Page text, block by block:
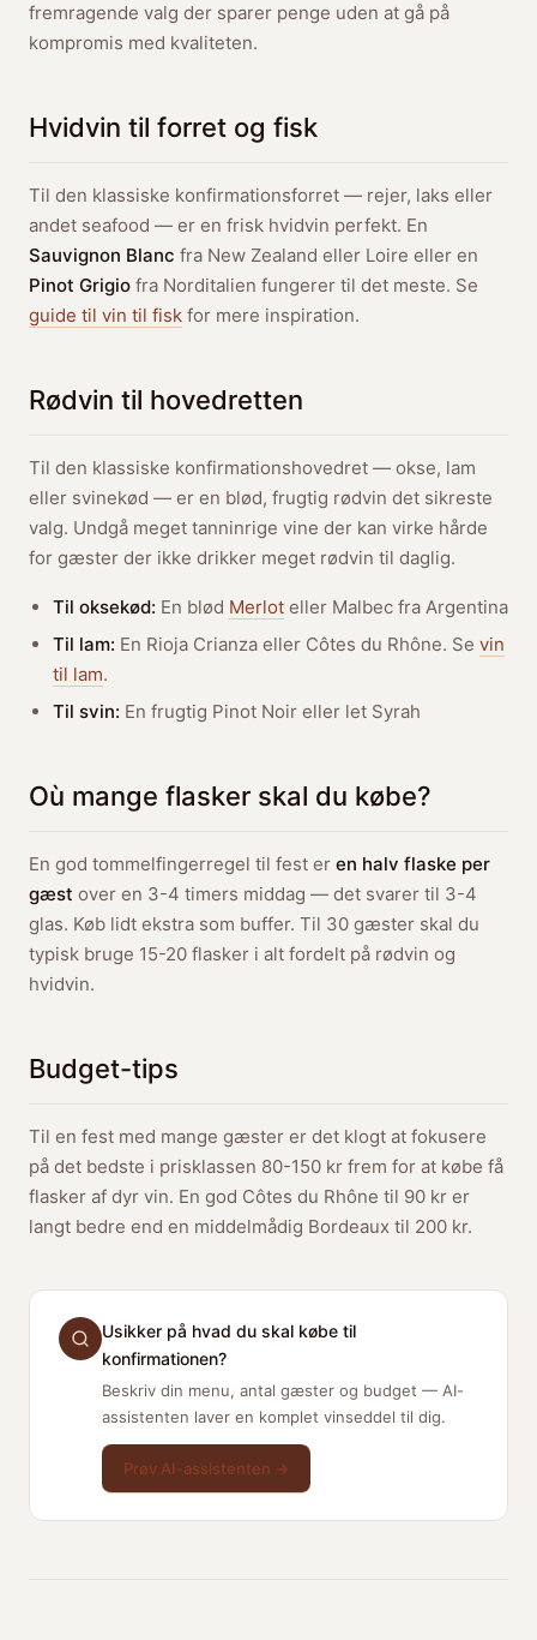
fremragende valg der sparer penge uden at gå på
kompromis med kvaliteten.
Hvidvin til forret og fisk
Til den klassiske konfirmationsforret — rejer, laks eller
andet seafood — er en frisk hvidvin perfekt. En
Sauvignon Blanc fra New Zealand eller Loire eller en
Pinot Grigio fra Norditalien fungerer til det meste. Se
guide til vin til fisk for mere inspiration.
Rødvin til hovedretten
Til den klassiske konfirmationshovedret — okse, lam
eller svinekød — er en blød, frugtig rødvin det sikreste
valg. Undgå meget tanninrige vine der kan virke hårde
for gæster der ikke drikker meget rødvin til daglig.
Til oksekød: En blød Merlot eller Malbec fra Argentina
Til lam: En Rioja Crianza eller Côtes du Rhône. Se vin
til lam.
Til svin: En frugtig Pinot Noir eller let Syrah
Où mange flasker skal du købe?
En god tommelfingerregel til fest er en halv flaske per
gæst over en 3-4 timers middag — det svarer til 3-4
glas. Køb lidt ekstra som buffer. Til 30 gæster skal du
typisk bruge 15-20 flasker i alt fordelt på rødvin og
hvidvin.
Budget-tips
Til en fest med mange gæster er det klogt at fokusere
på det bedste i prisklassen 80-150 kr frem for at købe få
flasker af dyr vin. En god Côtes du Rhône til 90 kr er
langt bedre end en middelmådig Bordeaux til 200 kr.
Usikker på hvad du skal købe til
konfirmationen?
Beskriv din menu, antal gæster og budget — AI-
assistenten laver en komplet vinseddel til dig.
Prøv AI-assistenten →